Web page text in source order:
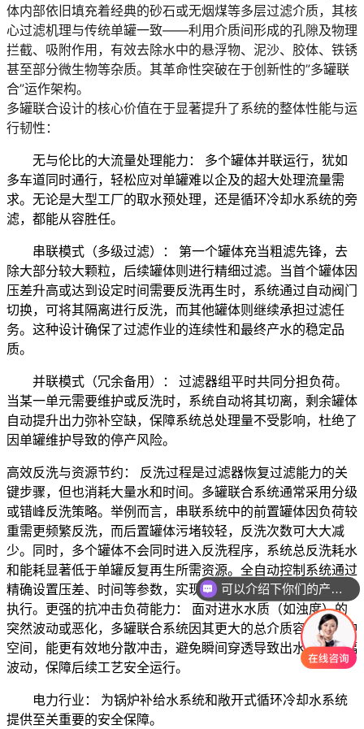
体内部依旧填充着经典的砂石或无烟煤等多层过滤介质，其核
心过滤机理与传统单罐一致——利用介质间形成的孔隙及物理
拦截、吸附作用，有效去除水中的悬浮物、泥沙、胶体、铁锈
甚至部分微生物等杂质。其革命性突破在于创新性的”多罐联
合”运作架构。
多罐联合设计的核心价值在于显著提升了系统的整体性能与运
行韧性：
无与伦比的大流量处理能力：
多个罐体并联运行，犹如
多车道同时通行， 轻松应对单罐难以企及的超大处理流量需
求。无论是大型工厂的取水预处理，还是循环冷却水系统的旁
滤，都能从容胜任。
串联模式（多级过滤）：
第一个罐体充当粗滤先锋，去
除大部分较大颗粒，后续罐体则进行精细过滤。当首个罐体因
压差升高或达到设定时间需要反洗再生时，系统通过自动阀门
切换， 可将其隔离进行反洗，而其他罐体则继续承担过滤任
务。这种设计确保了过滤作业的连续性和最终产水的稳定品
质。
并联模式（冗余备用）：
过滤器组平时共同分担负荷。
当某一单元需要维护或反洗时，系统自动将其切离， 剩余罐体
自动提升出力弥补空缺，保障系统总处理量不受影响，杜绝了
因单罐维护导致的停产风险。
高效反洗与资源节约：
反洗过程是过滤器恢复过滤能力的关
键步骤，但也消耗大量水和时间。多罐联合系统通常采用 分级
或错峰反洗策略。举例而言，串联系统中的前置罐体因负荷较
重需更频繁反洗，而后置罐体污堵较轻，反洗次数可大大减
少。同时， 多个罐体不会同时进入反洗程序，系统总反洗耗水
和能耗显著低于单罐反复再生所需资源。 全自动控制系统通过
精确设置压差、时间等参数，实现反洗过程的最优触发与高效
执行。 更强的抗冲击负荷能力：
面对进水水质（如浊度）的
突然波动或恶化， 多罐联合系统因其更大的总介质容量和缓冲
空间 ，能更有效地分散冲击，避免瞬间穿透导致出水水质大幅
波动，保障后续工艺安全运行。
电力行业：
为锅炉补给水系统和敞开式循环冷却水系统
提供至关重要的安全保障。
可以介绍下你们的产品么